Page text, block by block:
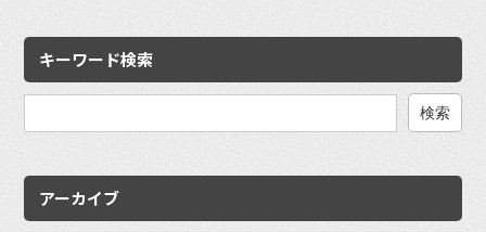
キーワード検索
アーカイブ